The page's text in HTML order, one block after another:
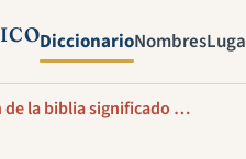
DiccionarioNombres
Interpretación de la biblia significado bíblico